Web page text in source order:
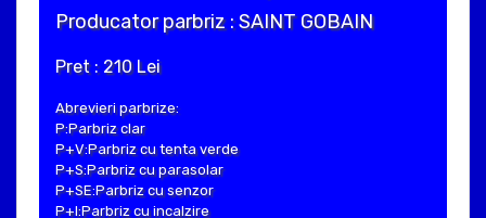
Producator parbriz : SAINT GOBAIN
Pret : 210 Lei
Abrevieri parbrize:
P:Parbriz clar
P+V:Parbriz cu tenta verde
P+S:Parbriz cu parasolar
P+SE:Parbriz cu senzor
P+I:Parbriz cu incalzire